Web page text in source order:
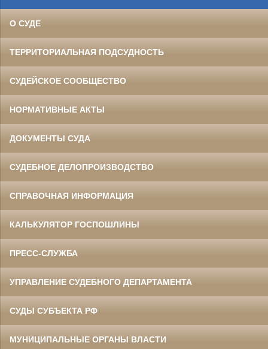
О СУДЕ
ТЕРРИТОРИАЛЬНАЯ ПОДСУДНОСТЬ
СУДЕЙСКОЕ СООБЩЕСТВО
НОРМАТИВНЫЕ АКТЫ
ДОКУМЕНТЫ СУДА
СУДЕБНОЕ ДЕЛОПРОИЗВОДСТВО
СПРАВОЧНАЯ ИНФОРМАЦИЯ
КАЛЬКУЛЯТОР ГОСПОШЛИНЫ
ПРЕСС-СЛУЖБА
УПРАВЛЕНИЕ СУДЕБНОГО ДЕПАРТАМЕНТА
СУДЫ СУБЪЕКТА РФ
МУНИЦИПАЛЬНЫЕ ОРГАНЫ ВЛАСТИ